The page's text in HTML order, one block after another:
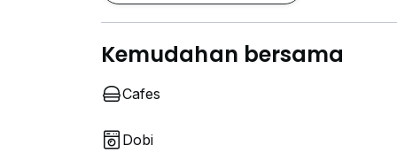
Kemudahan bersama
Cafes
Dobi